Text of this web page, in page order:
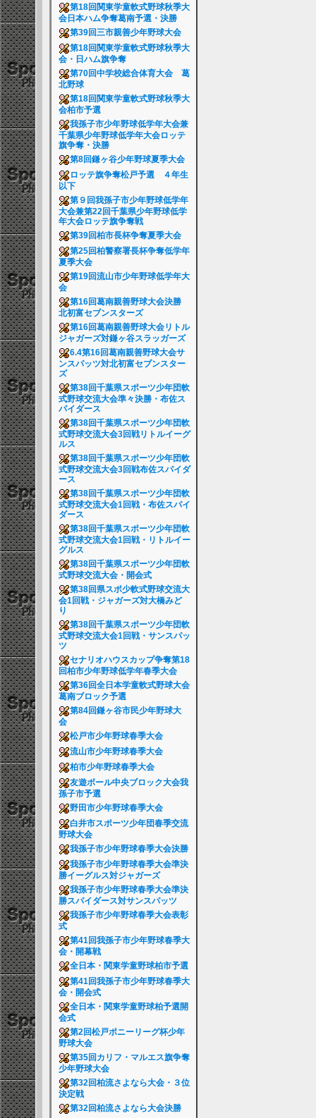
第18回関東学童軟式野球秋季大
会日本ハム争奪葛南予選・決勝
第39回三市親善少年野球大会
第18回関東学童軟式野球秋季大
会・日ハム旗争奪
第70回中学校総合体育大会 葛
北野球
第18回関東学童軟式野球秋季大
会柏市予選
我孫子市少年野球低学年大会兼
千葉県少年野球低学年大会ロッテ
旗争奪・決勝
第8回鎌ヶ谷少年野球夏季大会
ロッテ旗争奪松戸予選 ４年生
以下
第９回我孫子市少年野球低学年
大会兼第22回千葉県少年野球低学
年大会ロッテ旗争奪戦
第39回柏市長杯争奪夏季大会
第25回柏警察署長杯争奪低学年
夏季大会
第19回流山市少年野球低学年大
会
第16回葛南親善野球大会決勝
北初富セブンスターズ
第16回葛南親善野球大会リトル
ジャガーズ対鎌ヶ谷スラッガーズ
6.4第16回葛南親善野球大会サ
ンスパッツ対北初富セブンスター
ズ
第38回千葉県スポーツ少年団軟
式野球交流大会準々決勝・布佐ス
パイダース
第38回千葉県スポーツ少年団軟
式野球交流大会3回戦リトルイーグ
ルス
第38回千葉県スポーツ少年団軟
式野球交流大会3回戦布佐スパイダ
ース
第38回千葉県スポーツ少年団軟
式野球交流大会1回戦・布佐スパイ
ダース
第38回千葉県スポーツ少年団軟
式野球交流大会1回戦・リトルイー
グルス
第38回千葉県スポーツ少年団軟
式野球交流大会・開会式
第38回県スポ少軟式野球交流大
会1回戦・ジャガーズ対大橋みど
り
第38回千葉県スポーツ少年団軟
式野球交流大会1回戦・サンスパッ
ツ
セナリオハウスカップ争奪第18
回柏市少年野球低学年春季大会
第36回全日本学童軟式野球大会
葛南ブロック予選
第84回鎌ヶ谷市民少年野球大
会
松戸市少年野球春季大会
流山市少年野球春季大会
柏市少年野球春季大会
友遊ボール中央ブロック大会我
孫子市予選
野田市少年野球春季大会
白井市スポーツ少年団春季交流
野球大会
我孫子市少年野球春季大会決勝
我孫子市少年野球春季大会準決
勝イーグルス対ジャガーズ
我孫子市少年野球春季大会準決
勝スパイダース対サンスパッツ
我孫子市少年野球春季大会表彰
式
第41回我孫子市少年野球春季大
会・開幕戦
全日本・関東学童野球柏市予選
第41回我孫子市少年野球春季大
会・開会式
全日本・関東学童野球柏予選開
会式
第2回松戸ポニーリーグ杯少年
野球大会
第35回カリフ・マルエス旗争奪
少年野球大会
第32回柏流さよなら大会・３位
決定戦
第32回柏流さよなら大会決勝